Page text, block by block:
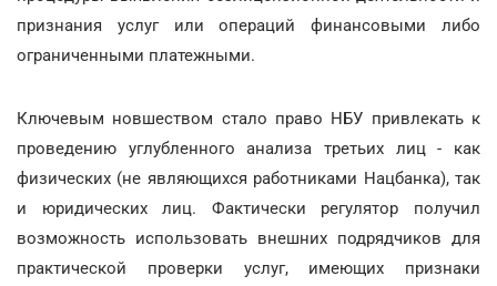
признания услуг или операций финансовыми либо
ограниченными платежными.
Ключевым новшеством стало право НБУ привлекать к
проведению углубленного анализа третьих лиц - как
физических (не являющихся работниками Нацбанка), так
и юридических лиц. Фактически регулятор получил
возможность использовать внешних подрядчиков для
практической проверки услуг, имеющих признаки